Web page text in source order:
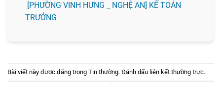
[PHƯỜNG VINH HƯNG _ NGHỆ AN] KẾ TOÁN
TRƯỞNG
Bài viết này được đăng trong Tin thường. Đánh dấu liên kết thường trực.